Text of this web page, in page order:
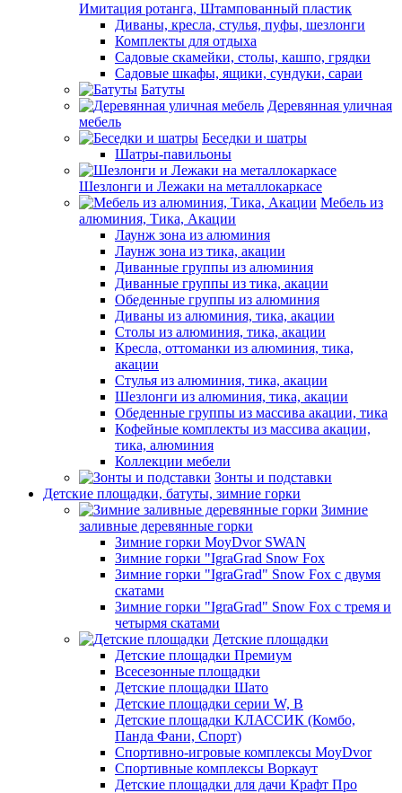
Имитация ротанга, Штампованный пластик
Диваны, кресла, стулья, пуфы, шезлонги
Комплекты для отдыха
Садовые скамейки, столы, кашпо, грядки
Садовые шкафы, ящики, сундуки, сараи
Батуты
Деревянная уличная
мебель
Беседки и шатры
Шатры-павильоны
Шезлонги и Лежаки на металлокаркасе
Мебель из
алюминия, Тика, Акации
Лаунж зона из алюминия
Лаунж зона из тика, акации
Диванные группы из алюминия
Диванные группы из тика, акации
Обеденные группы из алюминия
Диваны из алюминия, тика, акации
Столы из алюминия, тика, акации
Кресла, оттоманки из алюминия, тика,
акации
Стулья из алюминия, тика, акации
Шезлонги из алюминия, тика, акации
Обеденные группы из массива акации, тика
Кофейные комплекты из массива акации,
тика, алюминия
Коллекции мебели
Зонты и подставки
Детские площадки, батуты, зимние горки
Зимние
заливные деревянные горки
Зимние горки MoyDvor SWAN
Зимние горки "IgraGrad Snow Fox
Зимние горки "IgraGrad" Snow Fox с двумя
скатами
Зимние горки "IgraGrad" Snow Fox с тремя и
четырмя скатами
Детские площадки
Детские площадки Премиум
Всесезонные площадки
Детские площадки Шато
Детские площадки серии W, В
Детские площадки КЛАССИК (Комбо,
Панда Фани, Спорт)
Спортивно-игровые комплексы MoyDvor
Спортивные комплексы Воркаут
Детские площадки для дачи Крафт Про